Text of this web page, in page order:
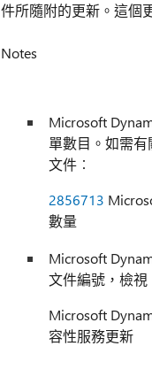
件所隨附的更新。這個
Notes
Microsoft
單數目。如需
文件︰
2856713
數量
Microsoft
文件編號，檢視
Microsoft
容性服務更新